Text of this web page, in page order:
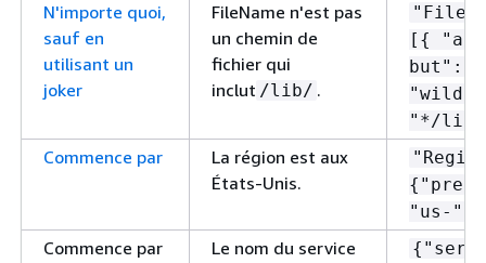
N'importe quoi,
sauf en
utilisant un
joker
FileName n'est pas
un chemin de
fichier qui
inclut /lib/ .
[ {
but":
"*/
Commence par
La région est aux
États-Unis.
{
"us-"
Commence par
Le nom du service
{